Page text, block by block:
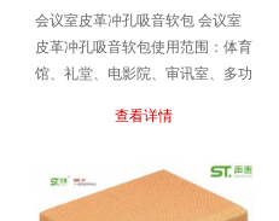
会议室皮革冲孔吸音软包 会议室
皮革冲孔吸音软包使用范围：体育
馆、礼堂、电影院、审讯室、多功
室、演播室、家庭影院...
查看详情